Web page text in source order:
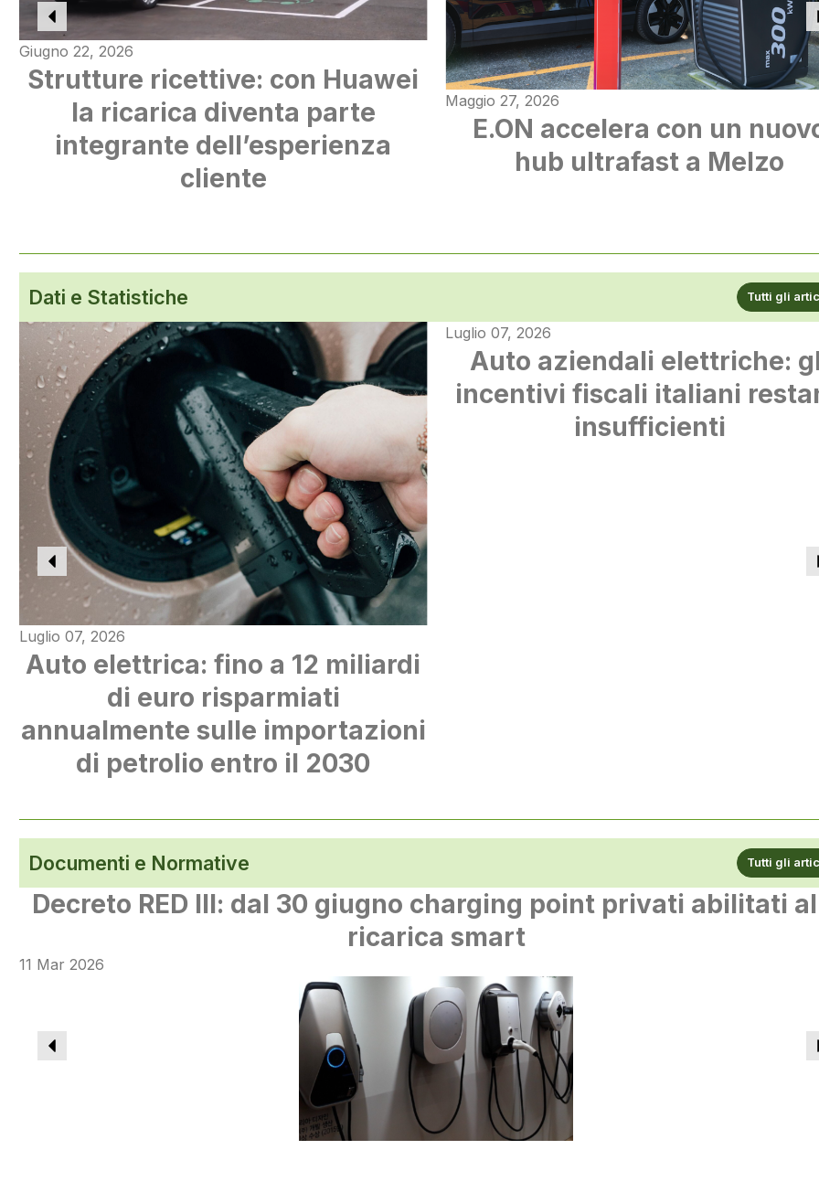
Giugno 22, 2026
Strutture ricettive: con Huawei
la ricarica diventa parte
integrante dell’esperienza
cliente
Maggio 27, 2026
E.ON accelera con un
hub ultrafast a Melzo
Dati e Statistiche Tutti gli
Luglio 07, 2026
Auto elettrica: fino a 12 miliardi
di euro risparmiati
annualmente sulle importazioni
di petrolio entro il 2030
Luglio 07, 2026
Auto aziendali elettriche:
incentivi fiscali italiani
insufficienti
Documenti e Normative Tutti gli
Decreto RED III: dal 30 giugno charging point privati abilitati
ricarica smart
11 Mar 2026